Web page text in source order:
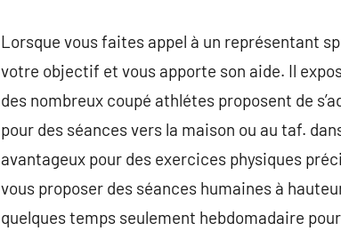
Lorsque vous faites appel à un représentant
votre objectif et vous apporte son aide. Il
des nombreux coupé athlétes proposent de
pour des séances vers la maison ou au taf.
avantageux pour des exercices physiques
vous proposer des séances humaines à
quelques temps seulement hebdomadaire